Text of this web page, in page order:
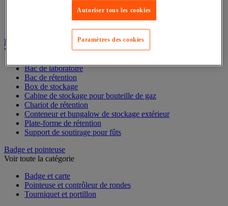
Armoire pour produits toxiques
Caissons de ventilation et filtres
Bac de rétention et matériel de rétention
Voir toute la catégorie
Bac de laboratoire
Bac de rétention
Box de stockage
Cabine de stockage pour bouteille de gaz
Chariot de rétention
Conteneur et bungalow de stockage extérieur
Plate-forme de rétention
Support de soutirage pour fûts
Badge et pointeuse
Voir toute la catégorie
Badge et carte
Pointeuse et contrôleur de rondes
Tourniquet et portillon
Autoriser tous les cookies
Paramètres des cookies